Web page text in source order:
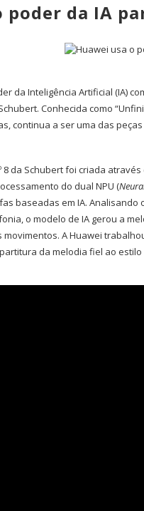
poder da IA
da Inteligência Artificial (IA)
Conhecida como
continua a ser uma das
da Schubert foi criada
do dual NPU (
baseadas em IA. Analisando
o modelo de IA gerou a
A Huawei
da melodia fiel ao estilo